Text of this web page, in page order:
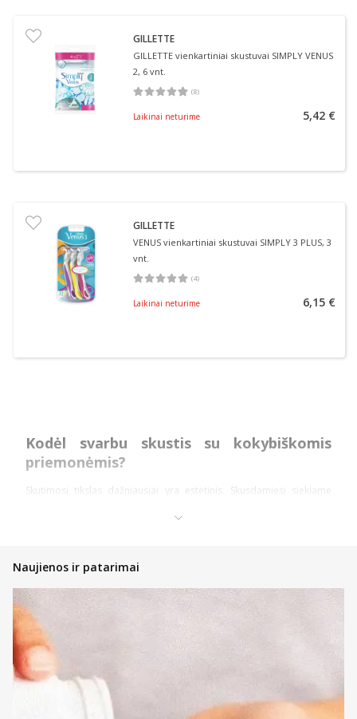
GILLETTE
GILLETTE vienkartiniai skustuvai SIMPLY VENUS
2, 6 vnt.
(8)
Vidutinis įvertinimas 4.88
Laikinai neturime 5,42 €
GILLETTE
VENUS vienkartiniai skustuvai SIMPLY 3 PLUS, 3
vnt.
(4)
Vidutinis įvertinimas 5.00
Laikinai neturime 6,15 €
Kodėl svarbu skustis su kokybiškomis
priemonėmis?
Skutimosi tikslas dažniausiai yra estetinis. Skusdamiesi siekiame
komfortabiliau. Tačiau daug kas nežino paprasčiausių taisyklių ir
Kaip dažnai reikėtų skustis, priklauso nuo Jūsų poreikių ir lūkesčių.
ar veido plaukus pakaks skusti kas kelias dienas. Naudojant
dviašmenius skutimosi peiliukus, procesas tampa lengvesnis ir
efektyvesnis. Jeigu nenorite ilgai vargti skutantis, rekomenduojama
neleisti plaukams augti labai ilgai, kadangi itin vešlius ir ilgus
plaukus nuskusti bus daug sudėtingiau.
Pats skutimasis taip pat turėtų būti atsargus ir kruopštus. Jeigu
skutatės neatsakingai, padidėja rizika sudirginti odą, įsipjauti, o ir
patys skutimosi rezultatai nebūna tokie ilgalaikiai.
Patarimai, kaip efektyviau skustis:
Naujienos ir patarimai